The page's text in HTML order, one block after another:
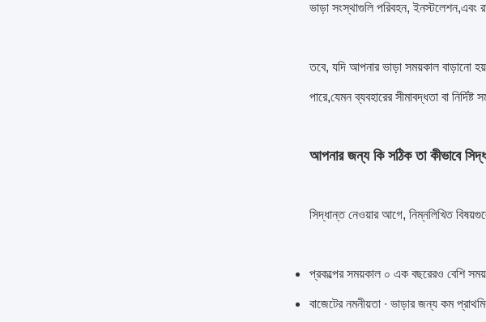
ভাড়া সংস্থাগুলি পরিবহন, ইনস্টলেশন,এবং
তবে, যদি আপনার ভাড়া সময়কাল বাড়ানো
পারে,যেমন ব্যবহারের সীমাবদ্ধতা বা
আপনার জন্য কি সঠিক তা কীভাবে
সিদ্ধান্ত নেওয়ার আগে, নিম্নলিখিত
প্রকল্পের সময়কাল ০ এক বছরেরও বেশি
বাজেটের নমনীয়তা ∙ ভাড়ার জন্য কম